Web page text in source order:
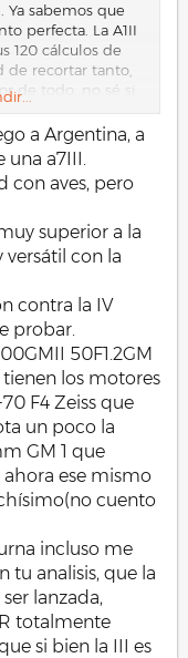
Ya sabemos que
perfecta. La A1II
120 cálculos de
de recortar tanto,
de todo, no sé si
como la A1
un No Go.
segundo, nada
porque
apilado. Todavía
que
cada vez que
que otra cosa.
A7IV. Para mí es
que hago.
controlado, es
y ritmo de
el GM 70-200
en vuelo. Y lo
en adelante el
las tomas de
imposible
Ya si añadimos
a 14 bit
peor a iso alto
tiene solo 20
tengo el espacio
a 14 bits.
a Argentina, a
una a7III.
con aves, pero
superior a la
versátil con la
contra la IV
probar.
50F1.2GM
tienen los motores
F4 Zeiss que
un poco la
GM 1 que
ese mismo
cuento
incluso me
tu analisis, que la
lanzada,
totalmente
si bien la III es